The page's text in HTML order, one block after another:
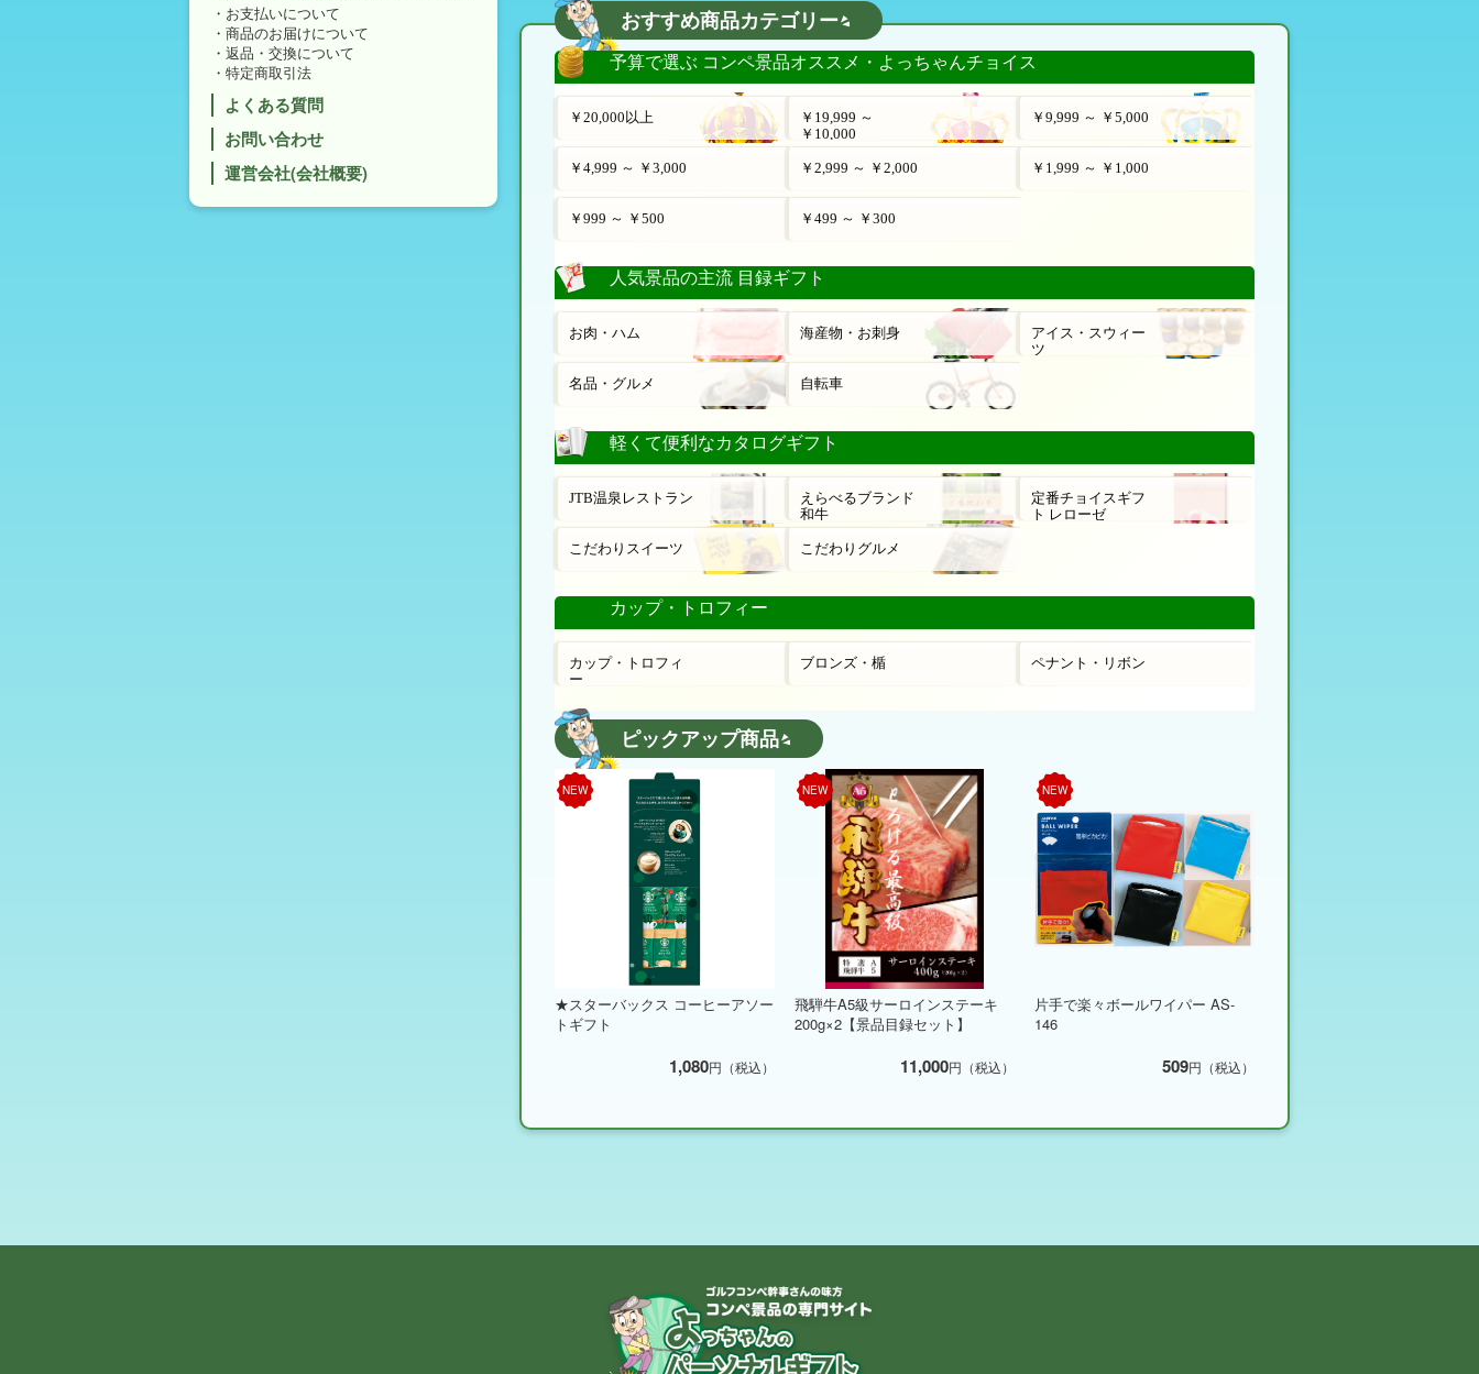
おすすめ商品カテゴリー
予算で選ぶ コンペ景品オススメ・よっちゃんチョイス
￥20,000以上
￥19,999 ～
￥10,000
￥9,999 ～ ￥5,000
￥4,999 ～ ￥3,000 ￥2,999 ～ ￥2,000 ￥1,999 ～ ￥1,000
￥999 ～ ￥500 ￥499 ～ ￥300
人気景品の主流 目録ギフト
お肉・ハム 海産物・お刺身
アイス・スウィー
ツ
名品・グルメ 自転車
軽くて便利なカタログギフト
JTB温泉レストラン
えらべるブランド
和牛
定番チョイスギフ
ト レローゼ
こだわりスイーツ こだわりグルメ
カップ・トロフィー
カップ・トロフィ
ー
ブロンズ・楯 ペナント・リボン
ピックアップ商品
NEW
★スターバックス コーヒーアソー
トギフト
1,080円（税込）
NEW
飛騨牛A5級サーロインステーキ
200g×2【景品目録セット】
11,000円（税込）
NEW
片手で楽々ボールワイパー AS-
146
509円（税込）
お支払いについて
商品のお届けについて
返品・交換について
特定商取引法
よくある質問
お問い合わせ
運営会社(会社概要)